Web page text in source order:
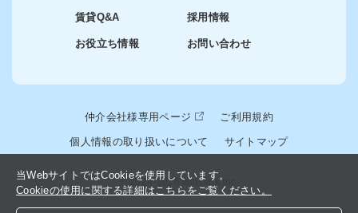
賃貸Q&A
お役立ち情報
採用情報
お問い合わせ
仲介会社様専用ページ ご利用規約
個人情報の取り扱いについて サイトマップ
© 2024-2026 winslink Inc.
当WebサイトではCookieを使用しています。
Cookieの使用に関する詳細はこちらをご覧ください。